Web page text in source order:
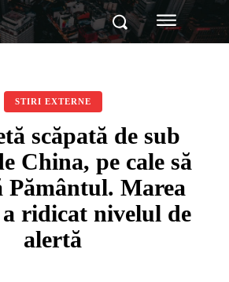
STIRI EXTERNE
scăpată de sub
China, pe cale să
Pământul. Marea
ridicat nivelul de
alertă